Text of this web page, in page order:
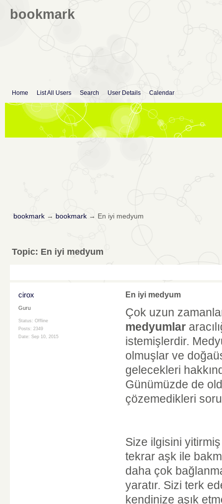
bookmark
Home List All Users Search User Details Calendar
bookmark→ bookmark→ En iyi medyum
Topic: En iyi medyum
cirox
Guru
Status: Offline
Posts: 2349
Date: Sep 10, 2015
En iyi medyum
Çok uzun
medyumlar
istemişlerdir.
olmuşlar ve
gelecekleri
Günümüzde de
çözemedikleri
Size ilgisini
tekrar aşk ile
daha çok
yaratır. Sizi terk
kendinize aşık